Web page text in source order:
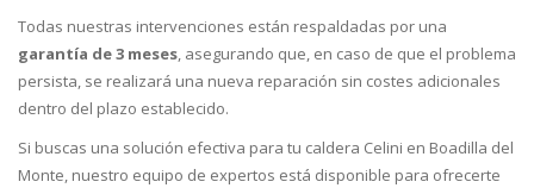
Todas nuestras intervenciones están respaldadas por una
garantía de 3 meses, asegurando que, en caso de que el problema
persista, se realizará una nueva reparación sin costes adicionales
dentro del plazo establecido.
Si buscas una solución efectiva para tu caldera Celini en Boadilla del
Monte, nuestro equipo de expertos está disponible para ofrecerte